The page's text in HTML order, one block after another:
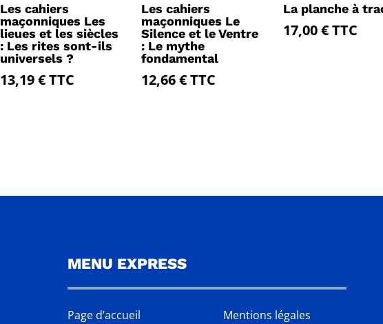
Les cahiers
maçonniques Les
lieues et les siècles
: Les rites sont-ils
universels ?
13,19€TTC
Les cahiers
maçonniques Le
Silence et le Ventre
: Le mythe
fondamental
12,66€TTC
La planche à
17,00€TTC
MENU EXPRESS
Page d’accueil
Mentions légales